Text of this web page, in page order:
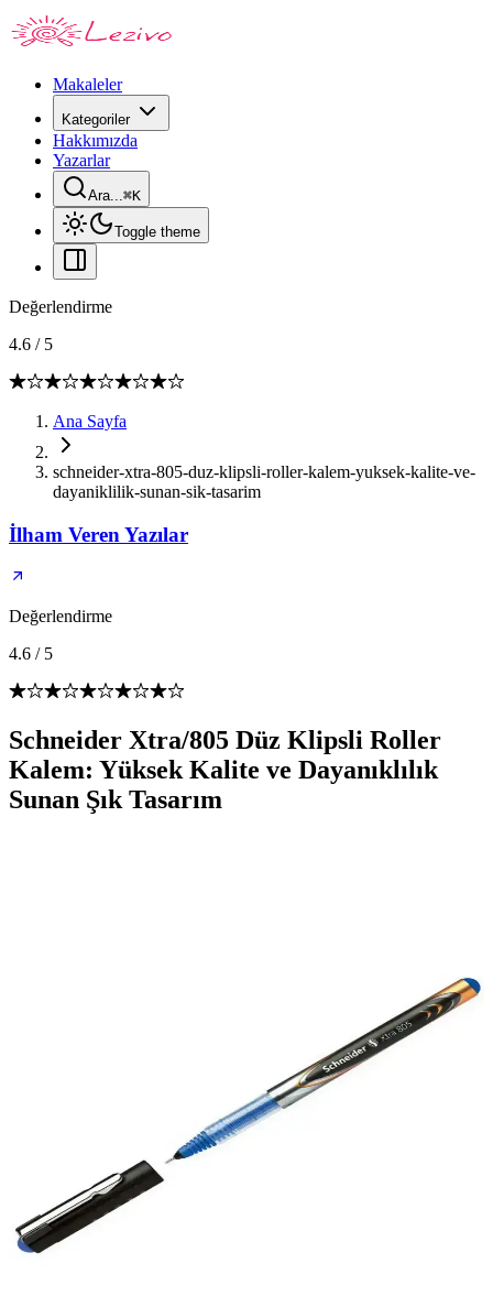
Makaleler
Kategoriler
Hakkımızda
Yazarlar
Ara...⌘K
Toggle theme
Değerlendirme
4.6 / 5
Ana Sayfa
schneider-xtra-805-duz-klipsli-roller-kalem-yuksek-kalite-ve-
dayaniklilik-sunan-sik-tasarim
İlham Veren Yazılar
Değerlendirme
4.6 / 5
Schneider Xtra/805 Düz Klipsli Roller
Kalem: Yüksek Kalite ve Dayanıklılık
Sunan Şık Tasarım